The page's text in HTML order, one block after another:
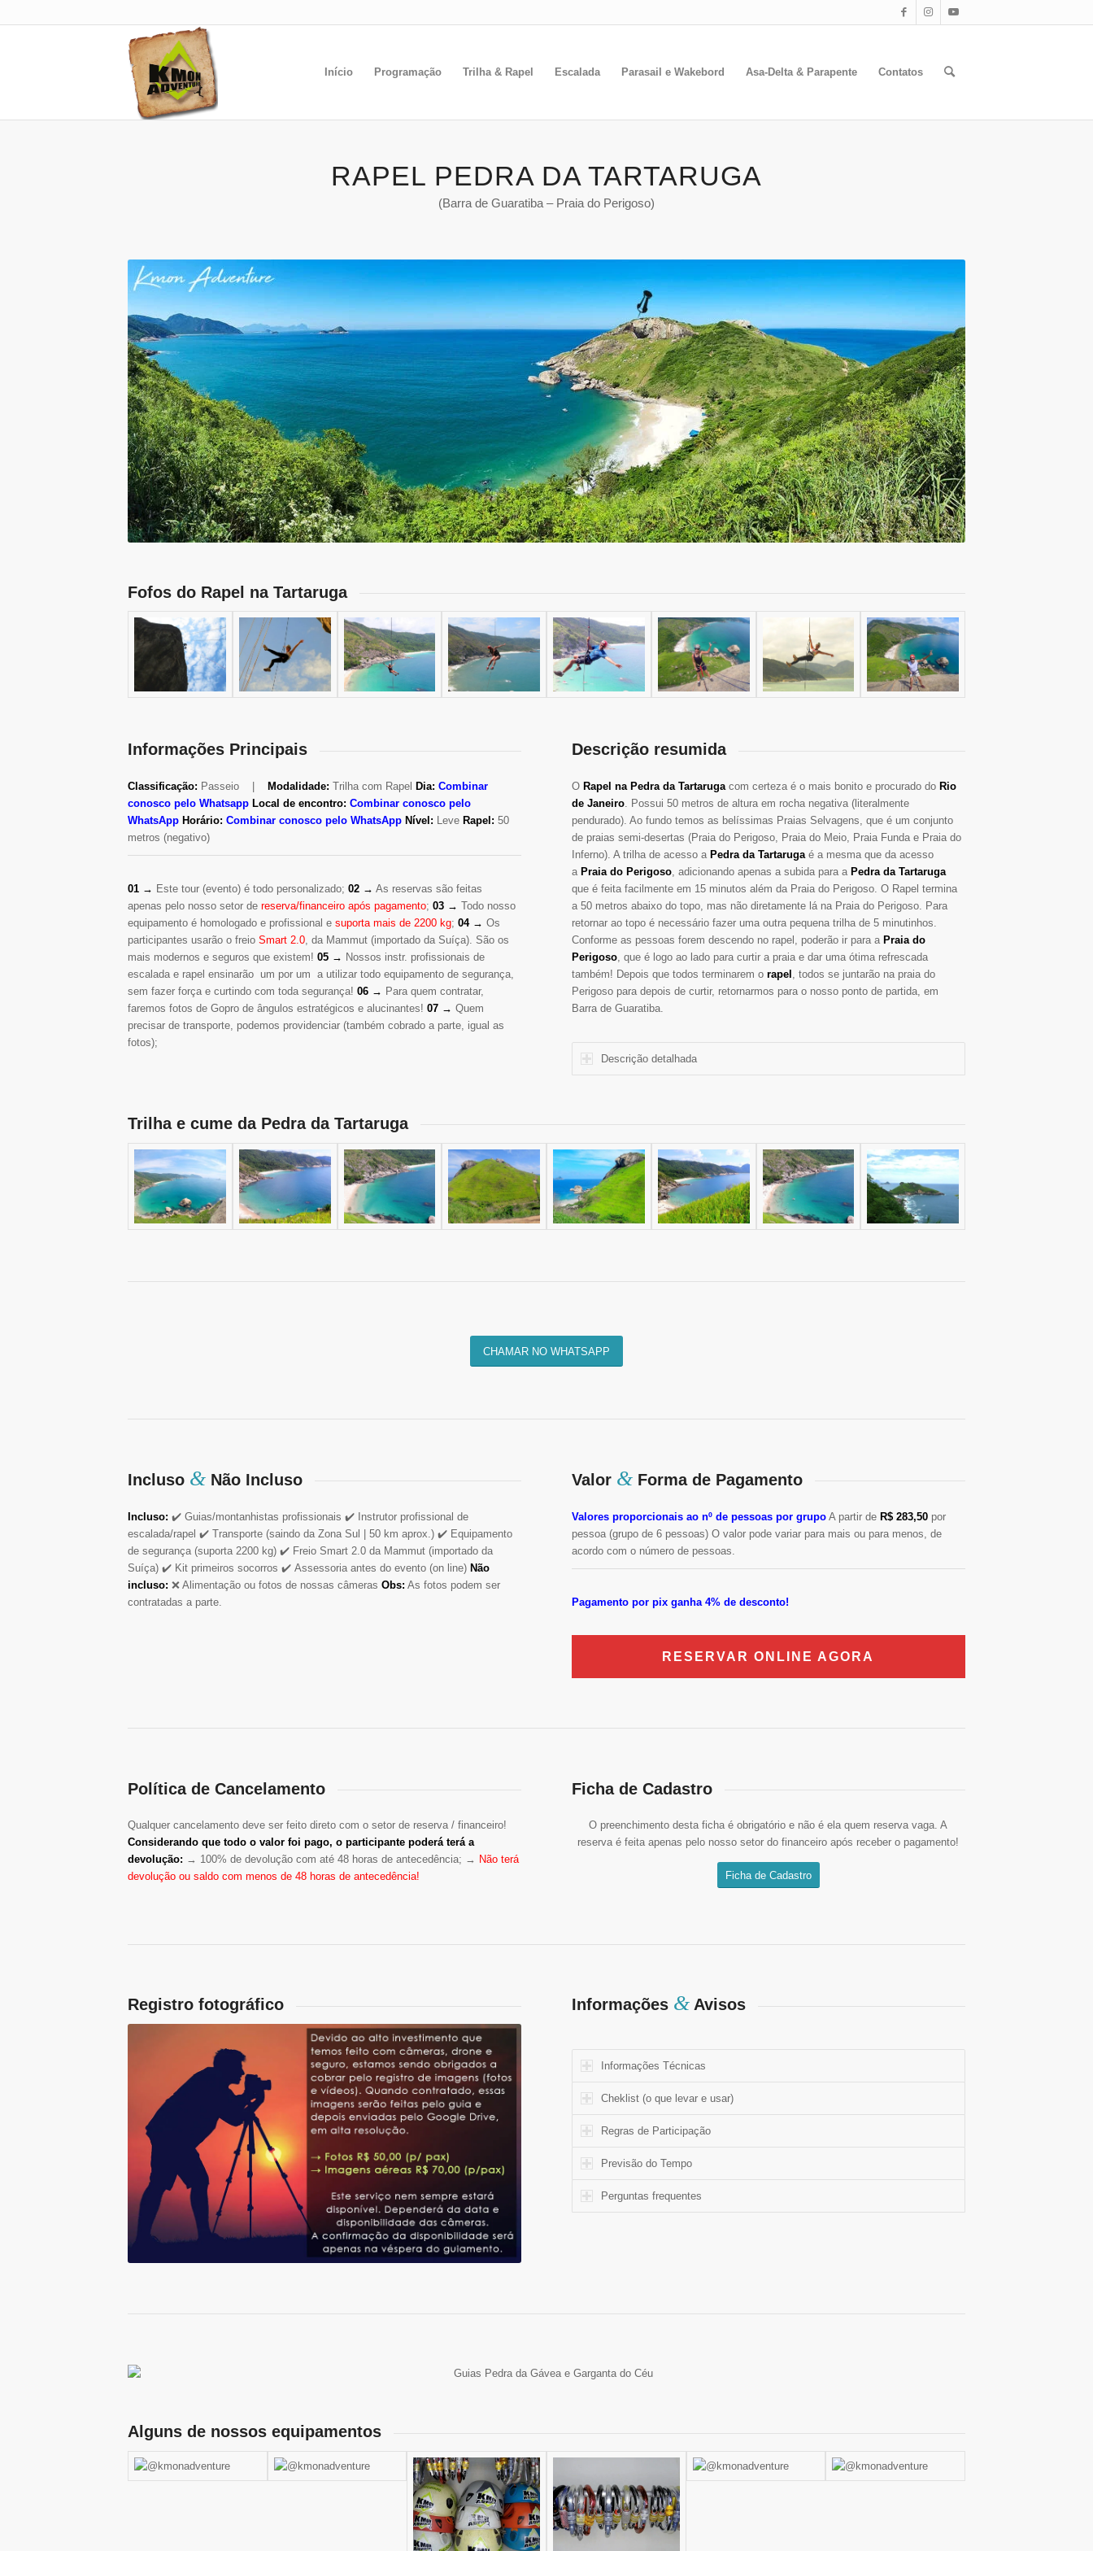
Início Programação Trilha & Rapel Escalada Parasail e Wakebord Asa-Delta & Parapente Contatos
RAPEL PEDRA DA TARTARUGA
(Barra de Guaratiba – Praia do Perigoso)
Fofos do Rapel na Tartaruga
Informações Principais
Classificação: Passeio | Modalidade: Trilha com Rapel Dia: Combinar
conosco pelo Whatsapp Local de encontro: Combinar conosco pelo
WhatsApp Horário: Combinar conosco pelo WhatsApp Nível: Leve Rapel: 50
metros (negativo)
01 → Este tour (evento) é todo personalizado; 02 → As reservas são feitas
apenas pelo nosso setor de reserva/financeiro após pagamento; 03 → Todo nosso
equipamento é homologado e profissional e suporta mais de 2200 kg; 04 → Os
participantes usarão o freio Smart 2.0, da Mammut (importado da Suíça). São os
mais modernos e seguros que existem! 05 → Nossos instr. profissionais de
escalada e rapel ensinarão um por um a utilizar todo equipamento de segurança,
sem fazer força e curtindo com toda segurança! 06 → Para quem contratar,
faremos fotos de Gopro de ângulos estratégicos e alucinantes! 07 → Quem
precisar de transporte, podemos providenciar (também cobrado a parte, igual as
fotos);
Descrição resumida
O Rapel na Pedra da Tartaruga com certeza é o mais bonito e procurado do Rio
de Janeiro. Possui 50 metros de altura em rocha negativa (literalmente
pendurado). Ao fundo temos as belíssimas Praias Selvagens, que é um conjunto
de praias semi-desertas (Praia do Perigoso, Praia do Meio, Praia Funda e Praia do
Inferno). A trilha de acesso a Pedra da Tartarugaé a mesma que da acesso
a Praia do Perigoso, adicionando apenas a subida para a Pedra da Tartaruga
que é feita facilmente em 15 minutos além da Praia do Perigoso. O Rapel termina
a 50 metros abaixo do topo, mas não diretamente lá na Praia do Perigoso. Para
retornar ao topo é necessário fazer uma outra pequena trilha de 5 minutinhos.
Conforme as pessoas forem descendo no rapel, poderão ir para a Praia do
Perigoso, que é logo ao lado para curtir a praia e dar uma ótima refrescada
também! Depois que todos terminarem o rapel , todos se juntarão na praia do
Perigoso para depois de curtir, retornarmos para o nosso ponto de partida, em
Barra de Guaratiba.
Descrição detalhada
Trilha e cume da Pedra da Tartaruga
CHAMAR NO WHATSAPP
Incluso & Não Incluso
Incluso: ✔️ Guias/montanhistas profissionais ✔️ Instrutor profissional de
escalada/rapel ✔️ Transporte (saindo da Zona Sul | 50 km aprox.) ✔️ Equipamento
de segurança (suporta 2200 kg) ✔️ Freio Smart 2.0 da Mammut (importado da
Suíça) ✔️ Kit primeiros socorros ✔️ Assessoria antes do evento (on line) Não
incluso: ❌ Alimentação ou fotos de nossas câmeras Obs: As fotos podem ser
contratadas a parte.
Valor &Forma de Pagamento
Valores proporcionais ao nº de pessoas por grupoA partir de R$ 283,50por
pessoa (grupo de 6 pessoas) O valor pode variar para mais ou para menos, de
acordo com o número de pessoas.
Pagamento por pix ganha 4% de desconto!
RESERVAR ONLINE AGORA
Política de Cancelamento
Qualquer cancelamento deve ser feito direto com o setor de reserva / financeiro!
Considerando que todo o valor foi pago, o participante poderá terá a
devolução: → 100% de devolução com até 48 horas de antecedência; → Não terá
devolução ou saldo com menos de 48 horas de antecedência!
Ficha de Cadastro
O preenchimento desta ficha é obrigatório e não é ela quem reserva vaga. A
reserva é feita apenas pelo nosso setor do financeiro após receber o pagamento!
Ficha de Cadastro
Registro fotográfico Informações &Avisos
Informações Técnicas
Cheklist (o que levar e usar)
Regras de Participação
Previsão do Tempo
Perguntas frequentes
Alguns de nossos equipamentos